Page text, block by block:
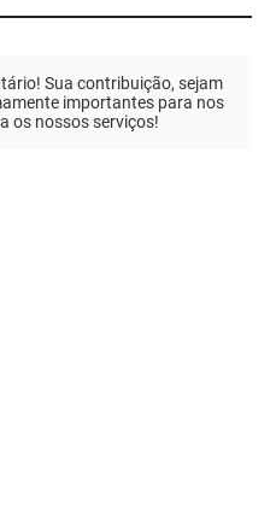
Sua contribuição, sejam
importantes para nos
os nossos serviços!